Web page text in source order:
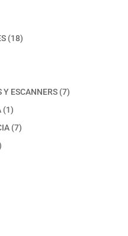
1818
Y ESCANNERS 77
11
producto
77